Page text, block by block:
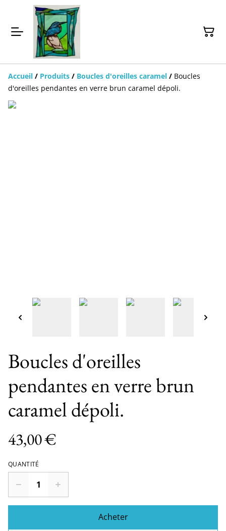
Accueil / Produits / Boucles d'oreilles caramel / Boucles
d'oreilles pendantes en verre brun caramel dépoli.
Boucles d'oreilles
pendantes en verre brun
caramel dépoli.
43,00 €
QUANTITÉ
Acheter